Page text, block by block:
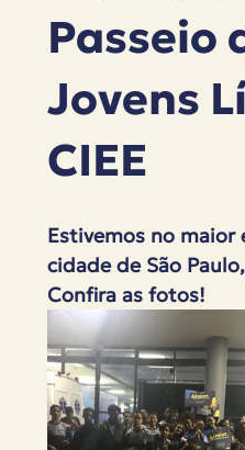
Passeio
Jovens
CIEE
Estivemos no maior
cidade de São
Confira as fotos!